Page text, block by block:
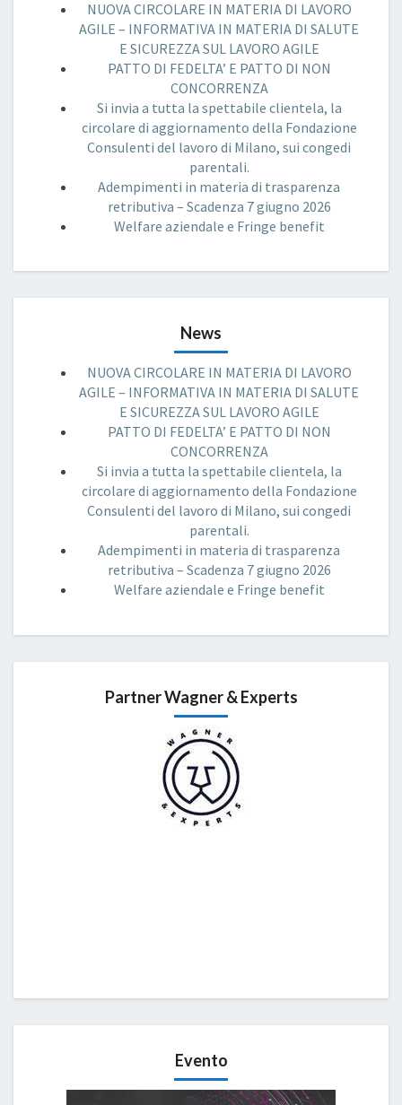
NUOVA CIRCOLARE IN MATERIA DI LAVORO
AGILE – INFORMATIVA IN MATERIA DI SALUTE
E SICUREZZA SUL LAVORO AGILE
PATTO DI FEDELTA’ E PATTO DI NON
CONCORRENZA
Si invia a tutta la spettabile clientela, la
circolare di aggiornamento della Fondazione
Consulenti del lavoro di Milano, sui congedi
parentali.
Adempimenti in materia di trasparenza
retributiva – Scadenza 7 giugno 2026
Welfare aziendale e Fringe benefit
News
NUOVA CIRCOLARE IN MATERIA DI LAVORO
AGILE – INFORMATIVA IN MATERIA DI SALUTE
E SICUREZZA SUL LAVORO AGILE
PATTO DI FEDELTA’ E PATTO DI NON
CONCORRENZA
Si invia a tutta la spettabile clientela, la
circolare di aggiornamento della Fondazione
Consulenti del lavoro di Milano, sui congedi
parentali.
Adempimenti in materia di trasparenza
retributiva – Scadenza 7 giugno 2026
Welfare aziendale e Fringe benefit
Partner Wagner & Experts
Evento